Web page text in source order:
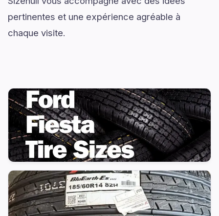
pertinentes et une expérience agréable à
chaque visite.